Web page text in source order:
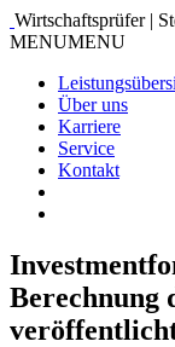
Wirtschaftsprüfer |
MENUMENU
Über uns
Karriere
Service
Kontakt
Berechnung